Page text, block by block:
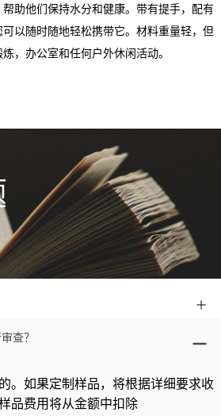
查？
。如果定制样品，将根据详细要求收
品费用将从金额中扣除